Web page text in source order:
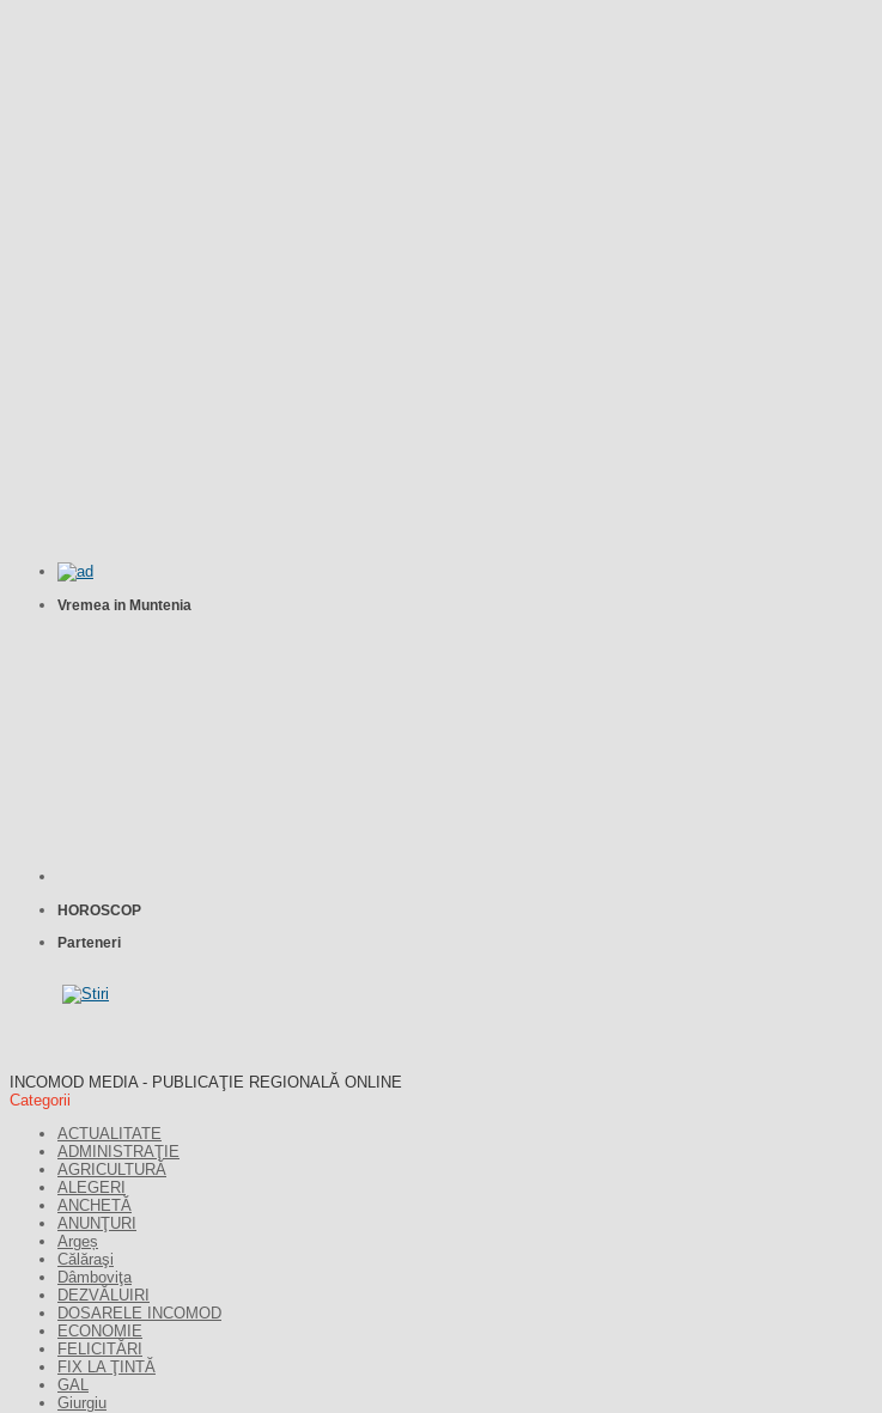
Vremea in Muntenia
HOROSCOP
Parteneri
INCOMOD MEDIA - PUBLICAŢIE REGIONALĂ ONLINE
Categorii
ACTUALITATE
ADMINISTRAŢIE
AGRICULTURĂ
ALEGERI
ANCHETĂ
ANUNŢURI
Argeș
Călăraşi
Dâmboviţa
DEZVĂLUIRI
DOSARELE INCOMOD
ECONOMIE
FELICITĂRI
FIX LA ŢINTĂ
GAL
Giurgiu